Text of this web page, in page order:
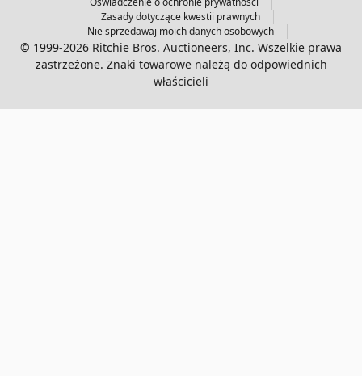
Zasady dotyczące kwestii prawnych
Nie sprzedawaj moich danych osobowych
© 1999-2026 Ritchie Bros. Auctioneers, Inc. Wszelkie prawa
zastrzeżone. Znaki towarowe należą do odpowiednich
właścicieli